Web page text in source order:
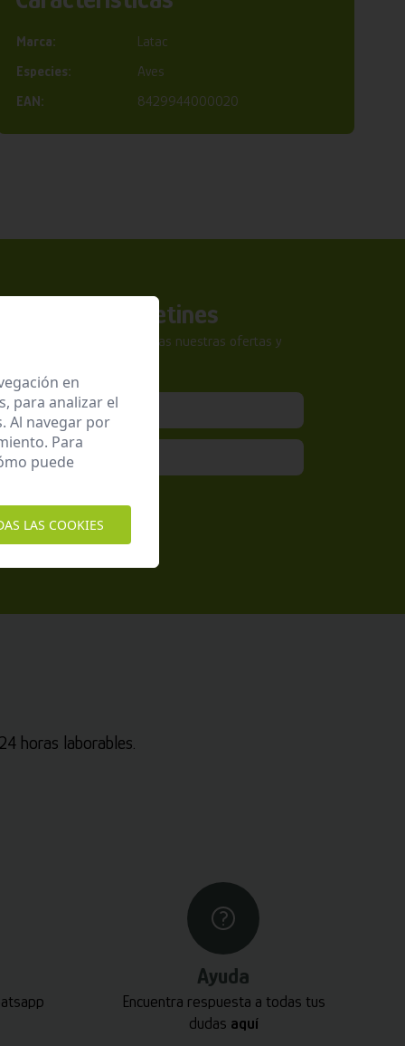
Marca:
Latac
Especies:
Aves
EAN:
8429944000020
a nuestros boletines
newsletter y no te pierdas nuestras ofertas y
horas laborables.
Ayuda
Encuentra respuesta a todas tus
dudas aquí
en
para analizar el
Al navegar por
Para
puede
LAS COOKIES